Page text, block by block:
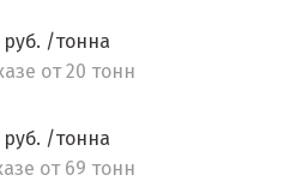
руб. /тонна
от 20 тонн
руб. /тонна
от 69 тонн